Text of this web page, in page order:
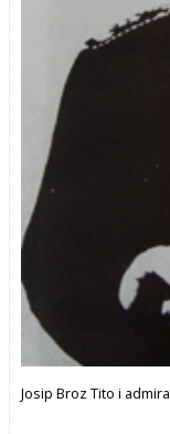
Josip Broz Tito i